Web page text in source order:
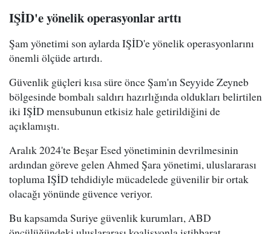
IŞİD'e yönelik operasyonlar arttı
Şam yönetimi son aylarda IŞİD'e yönelik operasyonlarını
önemli ölçüde artırdı.
Güvenlik güçleri kısa süre önce Şam'ın Seyyide Zeyneb
bölgesinde bombalı saldırı hazırlığında oldukları belirtilen
iki IŞİD mensubunun etkisiz hale getirildiğini de
açıklamıştı.
Aralık 2024'te Beşar Esed yönetiminin devrilmesinin
ardından göreve gelen Ahmed Şara yönetimi, uluslararası
topluma IŞİD tehdidiyle mücadelede güvenilir bir ortak
olacağı yönünde güvence veriyor.
Bu kapsamda Suriye güvenlik kurumları, ABD